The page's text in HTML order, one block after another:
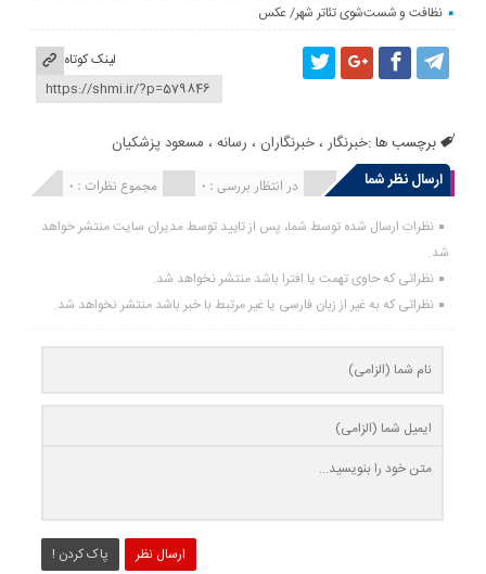
نظافت و شست‌شوی تئاتر شهر/ عکس
لینک کوتاه
برچسب ها :خبرنگار ،خبرنگاران ، رسانه ، مسعود پزشکیان
ارسال نظر شما
مجموع نظرات : 0 در انتظار بررسی : 0 انتشار یافته : 0
نظرات ارسال شده توسط شما، پس از تایید توسط مدیران سایت منتشر خواهد
شد.
نظراتی که حاوی تهمت یا افترا باشد منتشر نخواهد شد.
نظراتی که به غیر از زبان فارسی یا غیر مرتبط با خبر باشد منتشر نخواهد شد.
ارسال نظر پاک کردن !